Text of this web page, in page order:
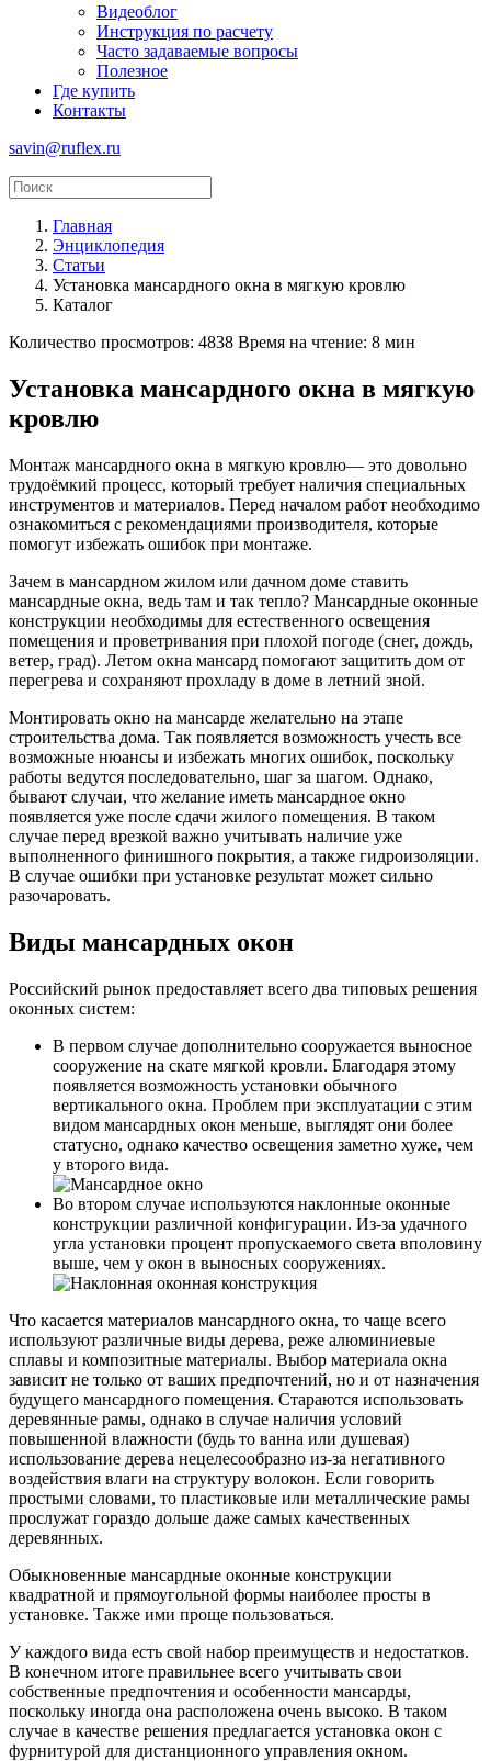
Видеоблог
Инструкция по расчету
Часто задаваемые вопросы
Полезное
Где купить
Контакты
savin@ruflex.ru
Главная
Энциклопедия
Статьи
Установка мансардного окна в мягкую кровлю
Каталог
Количество просмотров: 4838 Время на чтение: 8 мин
Установка мансардного окна в мягкую
кровлю
Монтаж мансардного окна в мягкую кровлю— это довольно
трудоёмкий процесс, который требует наличия специальных
инструментов и материалов. Перед началом работ необходимо
ознакомиться с рекомендациями производителя, которые
помогут избежать ошибок при монтаже.
Зачем в мансардном жилом или дачном доме ставить
мансардные окна, ведь там и так тепло? Мансардные оконные
конструкции необходимы для естественного освещения
помещения и проветривания при плохой погоде (снег, дождь,
ветер, град). Летом окна мансард помогают защитить дом от
перегрева и сохраняют прохладу в доме в летний зной.
Монтировать окно на мансарде желательно на этапе
строительства дома. Так появляется возможность учесть все
возможные нюансы и избежать многих ошибок, поскольку
работы ведутся последовательно, шаг за шагом. Однако,
бывают случаи, что желание иметь мансардное окно
появляется уже после сдачи жилого помещения. В таком
случае перед врезкой важно учитывать наличие уже
выполненного финишного покрытия, а также гидроизоляции.
В случае ошибки при установке результат может сильно
разочаровать.
Виды мансардных окон
Российский рынок предоставляет всего два типовых решения
оконных систем:
В первом случае дополнительно сооружается выносное
сооружение на скате мягкой кровли. Благодаря этому
появляется возможность установки обычного
вертикального окна. Проблем при эксплуатации с этим
видом мансардных окон меньше, выглядят они более
статусно, однако качество освещения заметно хуже, чем
у второго вида.
Во втором случае используются наклонные оконные
конструкции различной конфигурации. Из-за удачного
угла установки процент пропускаемого света вполовину
выше, чем у окон в выносных сооружениях.
Что касается материалов мансардного окна, то чаще всего
используют различные виды дерева, реже алюминиевые
сплавы и композитные материалы. Выбор материала окна
зависит не только от ваших предпочтений, но и от назначения
будущего мансардного помещения. Стараются использовать
деревянные рамы, однако в случае наличия условий
повышенной влажности (будь то ванна или душевая)
использование дерева нецелесообразно из-за негативного
воздействия влаги на структуру волокон. Если говорить
простыми словами, то пластиковые или металлические рамы
прослужат гораздо дольше даже самых качественных
деревянных.
Обыкновенные мансардные оконные конструкции
квадратной и прямоугольной формы наиболее просты в
установке. Также ими проще пользоваться.
У каждого вида есть свой набор преимуществ и недостатков.
В конечном итоге правильнее всего учитывать свои
собственные предпочтения и особенности мансарды,
поскольку иногда она расположена очень высоко. В таком
случае в качестве решения предлагается установка окон с
фурнитурой для дистанционного управления окном.